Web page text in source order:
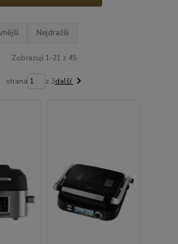
Nejdražší
Zobrazuji 1-21 z 45
strana z 3další